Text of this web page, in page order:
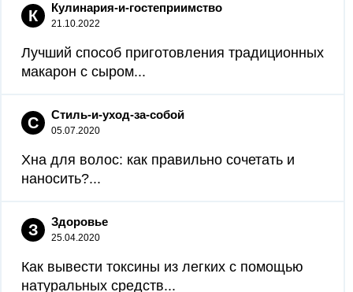
К Кулинария-и-гостеприимство
21.10.2022
Лучший способ приготовления традиционных
макарон с сыром...
С Стиль-и-уход-за-собой
05.07.2020
Хна для волос: как правильно сочетать и
наносить?...
З Здоровье
25.04.2020
Как вывести токсины из легких с помощью
натуральных средств...